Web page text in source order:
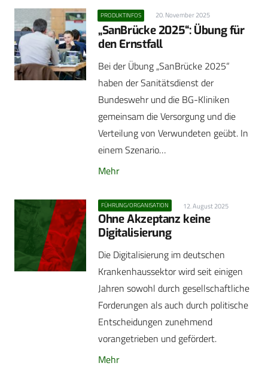
PRODUKTINFOS 20. November 2025
„SanBrücke 2025“: Übung für
den Ernstfall
Bei der Übung „SanBrücke 2025“
haben der Sanitätsdienst der
Bundeswehr und die BG-Kliniken
gemeinsam die Versorgung und die
Verteilung von Verwundeten geübt. In
einem Szenario…
Mehr
FÜHRUNG/ORGANISATION 12. August 2025
Ohne Akzeptanz keine
Digitalisierung
Die Digitalisierung im deutschen
Krankenhaussektor wird seit einigen
Jahren sowohl durch gesellschaftliche
Forderungen als auch durch politische
Entscheidungen zunehmend
vorangetrieben und gefördert.
Mehr